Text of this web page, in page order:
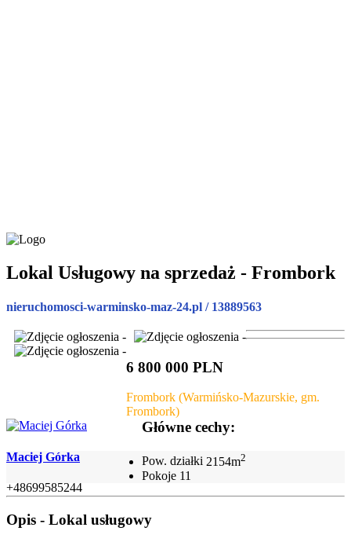
Lokal Usługowy na sprzedaż - Frombork
nieruchomosci-warminsko-maz-24.pl / 13889563
6 800 000 PLN
Frombork (Warmińsko-Mazurskie, gm.
Frombork)
Maciej Górka
+48699585244
Główne cechy:
Pow. działki 2154m2
Pokoje 11
Opis - Lokal usługowy